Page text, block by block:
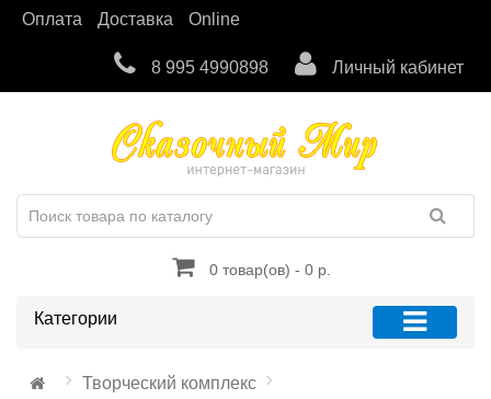
Оплата Доставка Online
8 995 4990898 Личный кабинет
0 товар(ов) - 0 р.
Категории
Творческий комплекс